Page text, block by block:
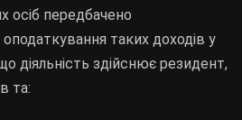
осіб передбачено
таких доходів у
діяльність здійснює резидент,
та: